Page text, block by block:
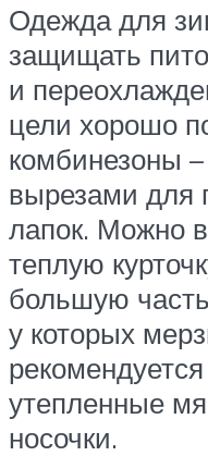
Одежда для
защищать
и
цели хорошо
комбинезоны
вырезами для
лапок. Можно
теплую
большую
у которых
утепленные
носочки.